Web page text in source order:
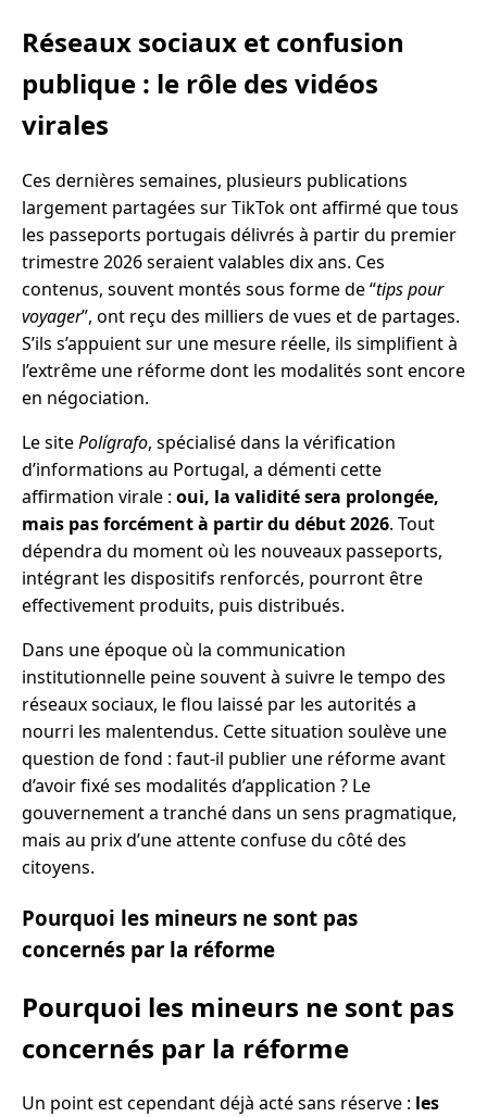
Réseaux sociaux et confusion
publique : le rôle des vidéos
virales
Ces dernières semaines, plusieurs publications
largement partagées sur TikTok ont affirmé que tous
les passeports portugais délivrés à partir du premier
trimestre 2026 seraient valables dix ans. Ces
contenus, souvent montés sous forme de “tips pour
voyager”, ont reçu des milliers de vues et de partages.
S’ils s’appuient sur une mesure réelle, ils simplifient à
l’extrême une réforme dont les modalités sont encore
en négociation.
Le sitePolígrafo, spécialisé dans la vérification
d’informations au Portugal, a démenti cette
affirmation virale : oui, la validité sera prolongée,
mais pas forcément à partir du début 2026. Tout
dépendra du moment où les nouveaux passeports,
intégrant les dispositifs renforcés, pourront être
effectivement produits, puis distribués.
Dans une époque où la communication
institutionnelle peine souvent à suivre le tempo des
réseaux sociaux, le flou laissé par les autorités a
nourri les malentendus. Cette situation soulève une
question de fond : faut-il publier une réforme avant
d’avoir fixé ses modalités d’application ? Le
gouvernement a tranché dans un sens pragmatique,
mais au prix d’une attente confuse du côté des
citoyens.
Pourquoi les mineurs ne sont pas
concernés par la réforme
Pourquoi les mineurs ne sont pas
concernés par la réforme
Un point est cependant déjà acté sans réserve : les